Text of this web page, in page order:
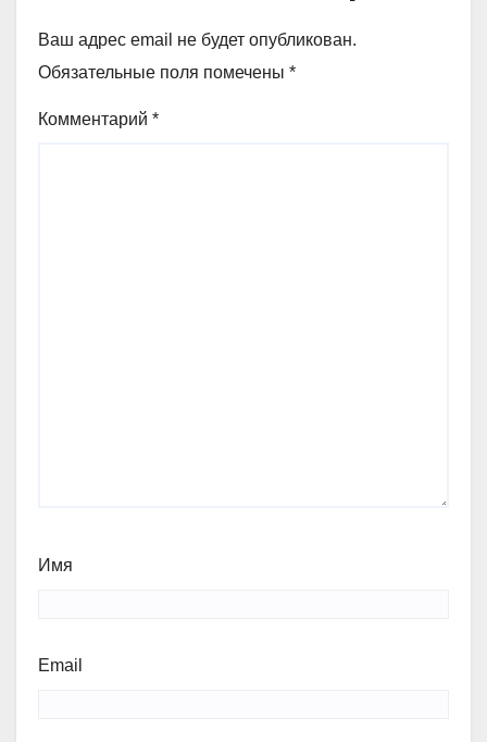
Ваш адрес email не будет опубликован.
Обязательные поля помечены *
Комментарий *
Имя
Email